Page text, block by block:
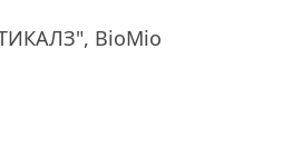
, BioMio